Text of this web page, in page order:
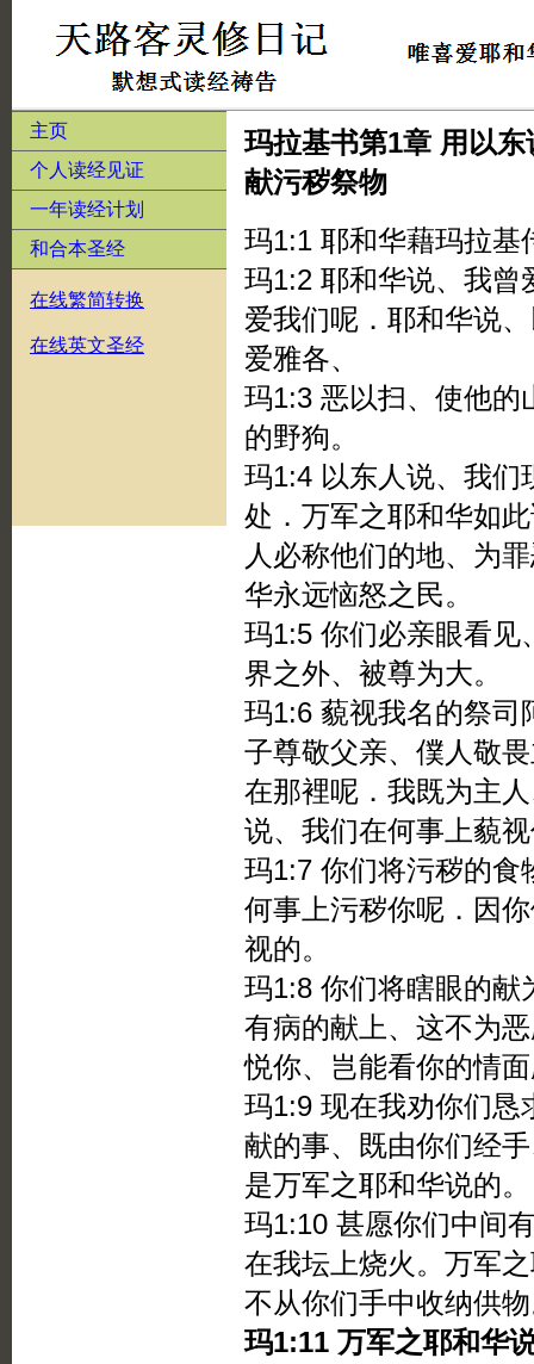
主页
个人读经见证
一年读经计划
和合本圣经
在线繁简转换
在线英文圣经
玛拉基书第1章 用以
献污秽祭物
玛1:1 耶和华藉玛拉基
玛1:2 耶和华说、我曾
爱我们呢．耶和华说
爱雅各、
玛1:3 恶以扫、使他的
的野狗。
玛1:4 以东人说、我们
处．万军之耶和华如
人必称他们的地、为
华永远恼怒之民。
玛1:5 你们必亲眼看见
界之外、被尊为大。
玛1:6 藐视我名的祭司
子尊敬父亲、僕人敬
在那裡呢．我既为主
说、我们在何事上藐
玛1:7 你们将污秽的食
何事上污秽你呢．因
视的。
玛1:8 你们将瞎眼的献
有病的献上、这不为
悦你、岂能看你的情
玛1:9 现在我劝你们
献的事、既由你们经
是万军之耶和华说的。
玛1:10 甚愿你们中间
在我坛上烧火。万军
不从你们手中收纳供
玛1:11 万军之耶和华